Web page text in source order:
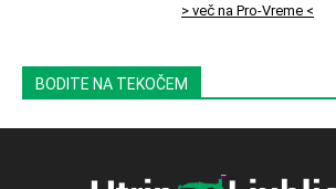
> več na Pro-Vreme <
BODITE NA TEKOČEM